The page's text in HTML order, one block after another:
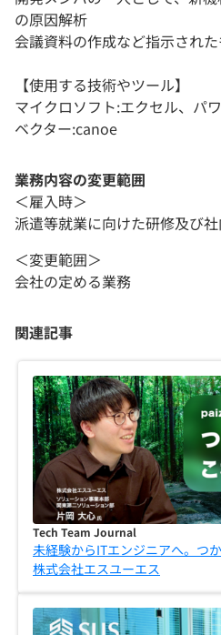
の原因解析
会議資料の作成など指示され
【使用する技術やツール】
マイクロソフト:エクセル、パ
ベクター:canoe
業務内容の変更範囲
＜雇入時＞
派遣等就業に向けた研修及び
＜変更範囲＞
会社の定める業務
関連記事
Tech Team Journal
未経験からITエンジニアへ。つ
株式会社エスユーエス